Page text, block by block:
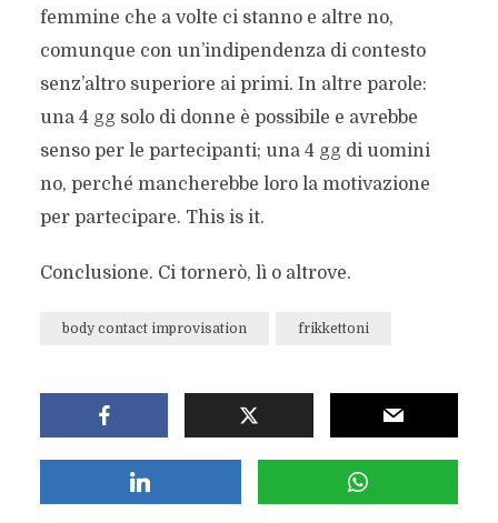
femmine che a volte ci stanno e altre no,
comunque con un’indipendenza di contesto
senz’altro superiore ai primi. In altre parole:
una 4 gg solo di donne è possibile e avrebbe
senso per le partecipanti; una 4 gg di uomini
no, perché mancherebbe loro la motivazione
per partecipare. This is it.
Conclusione. Ci tornerò, lì o altrove.
body contact improvisation frikkettoni